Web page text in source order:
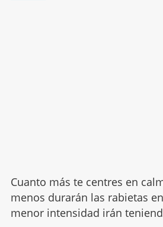
Cuanto más te centres en
menos durarán las rabietas
menor intensidad irán